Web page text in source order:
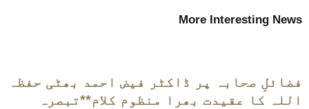
More Interesting News
فضائلِ صحابہ پر ڈاکٹر فیض احمد بھٹی حفظہ
اللہ کا عقیدت بھرا منظوم کلام**تبصرہ